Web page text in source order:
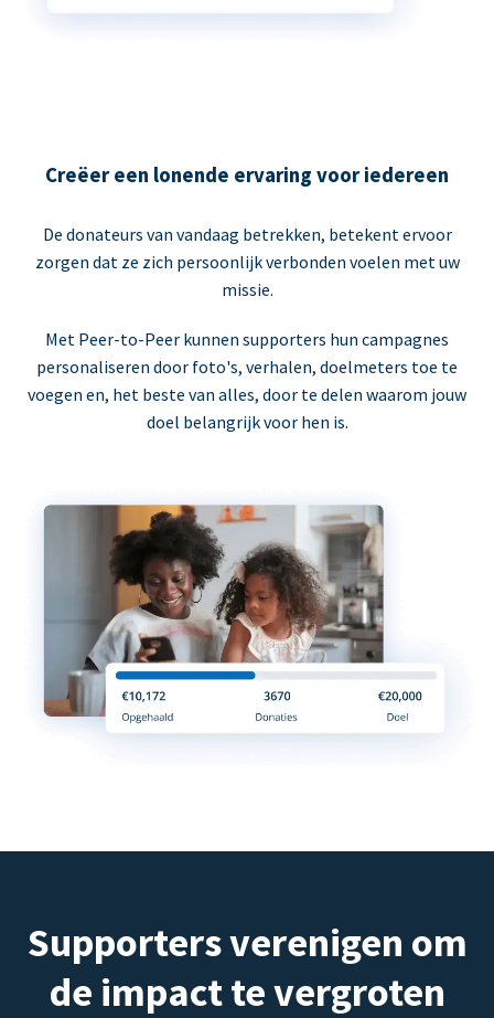
Creëer een lonende ervaring voor iedereen
De donateurs van vandaag betrekken, betekent ervoor
zorgen dat ze zich persoonlijk verbonden voelen met uw
missie.
Met Peer-to-Peer kunnen supporters hun campagnes
personaliseren door foto's, verhalen, doelmeters toe te
voegen en, het beste van alles, door te delen waarom jouw
doel belangrijk voor hen is.
Supporters verenigen om
de impact te vergroten